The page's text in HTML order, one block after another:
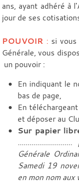
ans, ayant adhéré à
jour de ses
POUVOIR : si
Générale, vous
un pouvoir :
En indiquant le
bas de page,
En
et déposer au
Sur papier
Générale
Samedi 19
en mon nom